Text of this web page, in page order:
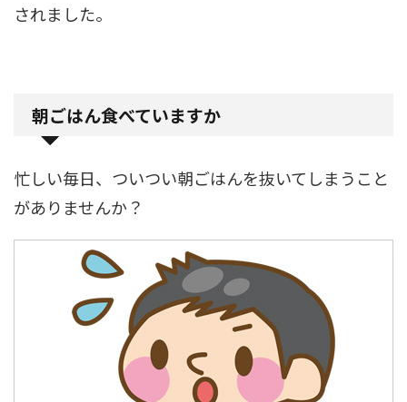
されました。
朝ごはん食べていますか
忙しい毎日、ついつい朝ごはんを抜いてしまうこと
がありませんか？